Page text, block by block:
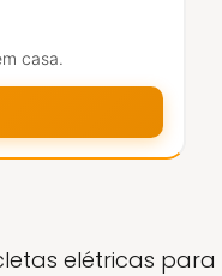
casa.
elétricas para